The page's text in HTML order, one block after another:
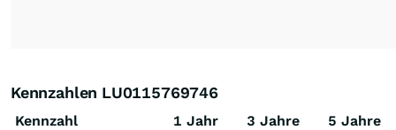
Kennzahlen LU0115769746
Kennzahl 1 Jahr 3 Jahre
5 Jahre